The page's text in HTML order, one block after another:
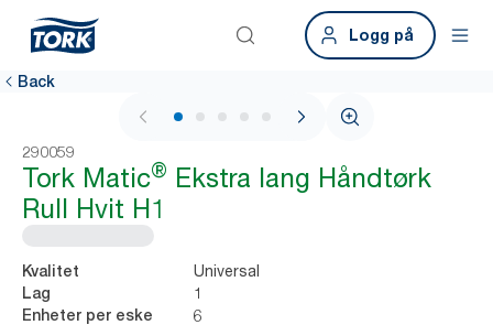
Logg på
Back
1 / 7
290059
Tork Matic® Ekstra lang Håndtørk
Rull Hvit H1
Kvalitet Universal
Lag 1
Enheter per eske 6